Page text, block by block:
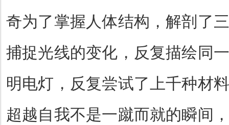
奇为了掌握人体结构，解剖了
捕捉光线的变化，反复描绘同
明电灯，反复尝试了上千种材
超越自我不是一蹴而就的瞬间